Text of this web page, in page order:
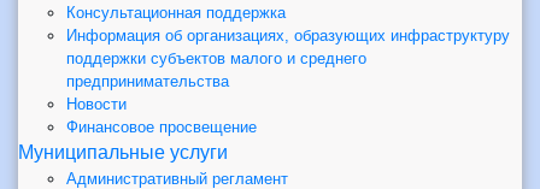
Консультационная поддержка
Информация об организациях, образующих инфраструктуру
поддержки субъектов малого и среднего
предпринимательства
Новости
Финансовое просвещение
Муниципальные услуги
Административный регламент